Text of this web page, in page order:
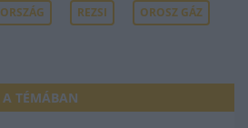
REZSI OROSZ GÁZ
A TÉMÁBAN